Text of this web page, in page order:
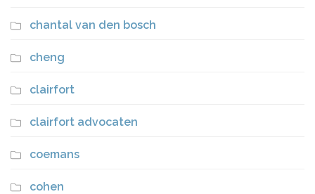
chantal van den bosch
cheng
clairfort
clairfort advocaten
coemans
cohen